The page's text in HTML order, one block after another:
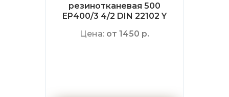
резинотканевая 500
EP400/3 4/2 DIN 22102 Y
Цена: от 1450 р.